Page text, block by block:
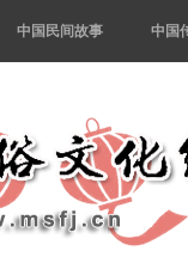
中国民间故事 中国